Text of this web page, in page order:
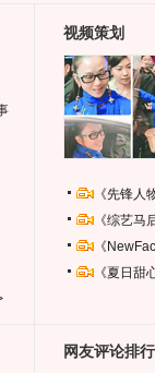
视频策划
《先锋
《综艺
《
《夏日
网友评论排行